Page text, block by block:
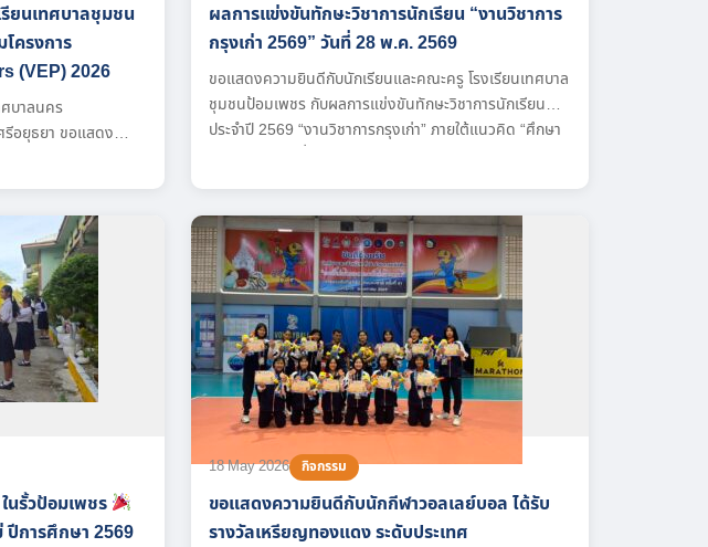
รียนเทศบาลชุมชน
โครงการ
(VEP) 2026
บาลนคร
อยุธยา ขอแสดง
ข้าร่วมโครงการ
ประจำปี 2569
ผลการแข่งขันทักษะวิชาการนักเรียน “งานวิชาการ
กรุงเก่า 2569” วันที่ 28 พ.ค. 2569
ขอแสดงความยินดีกับนักเรียนและคณะครู โรงเรียนเทศบาล
ชุมชนป้อมเพชร กับผลการแข่งขันทักษะวิชาการนักเรียน
ประจำปี 2569 “งานวิชาการกรุงเก่า” ภายใต้แนวคิด “ศึกษา
ในความมุ่งมั่น ตั้งใจ และความสามารถของนักเรียนทุกคน...
นรั้วป้อมเพชร
ปีการศึกษา 2569
18 May 2026 กิจกรรม
ขอแสดงความยินดีกับนักกีฬาวอลเลย์บอล ได้รับ
รางวัลเหรียญทองแดง ระดับประเทศ